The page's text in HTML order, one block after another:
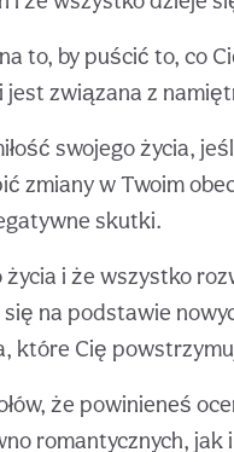
to, by puścić to, co
związana z
swojego życia,
zmiany w Twoim
skutki.
i że wszystko
na podstawie
które Cię
że powinieneś
romantycznych, jak